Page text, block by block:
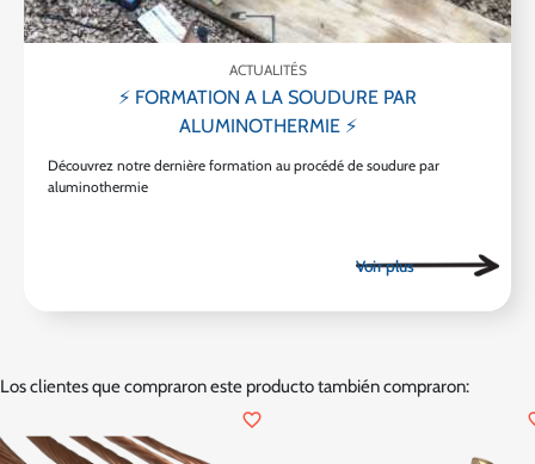
ACTUALITÉS
⚡ FORMATION A LA SOUDURE PAR
ALUMINOTHERMIE ⚡
Découvrez notre dernière formation au procédé de soudure par
aluminothermie
Los clientes que compraron este producto también compraron:
favorite_border